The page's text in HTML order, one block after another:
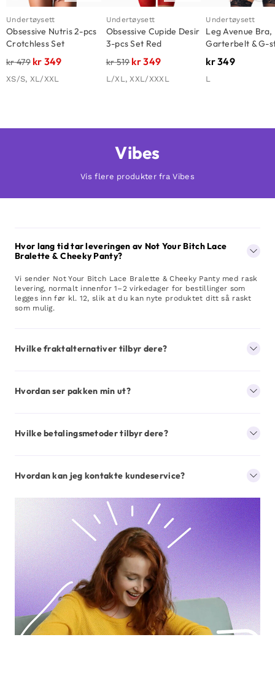
Undertøysett
Obsessive Nutris 2-pcs
Crotchless Set
kr479 kr 349
XS/S, XL/XXL
Undertøysett
Obsessive Cupide Desir
3-pcs Set Red
kr519kr349
L/XL, XXL/XXXL
Undertøysett
Leg Avenue Bra,
Garterbelt & G-
Black
kr349
L
Vibes
Vis flere produkter fra Vibes
Hvor lang tid tar leveringen av Not Your Bitch Lace
Bralette & Cheeky Panty?
Vi sender Not Your Bitch Lace Bralette & Cheeky Panty med rask
levering, normalt innenfor 1–2 virkedager for bestillinger som
legges inn før kl. 12, slik at du kan nyte produktet ditt så raskt
som mulig.
Hvilke fraktalternativer tilbyr dere?
Hvordan ser pakken min ut?
Hvilke betalingsmetoder tilbyr dere?
Hvordan kan jeg kontakte kundeservice?